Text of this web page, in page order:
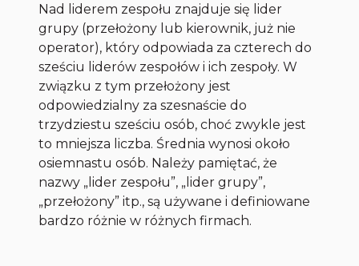
Nad liderem zespołu znajduje się lider
grupy (przełożony lub kierownik, już nie
operator), który odpowiada za czterech do
sześciu liderów zespołów i ich zespoły. W
związku z tym przełożony jest
odpowiedzialny za szesnaście do
trzydziestu sześciu osób, choć zwykle jest
to mniejsza liczba. Średnia wynosi około
osiemnastu osób. Należy pamiętać, że
nazwy „lider zespołu”, „lider grupy”,
„przełożony” itp., są używane i definiowane
bardzo różnie w różnych firmach.